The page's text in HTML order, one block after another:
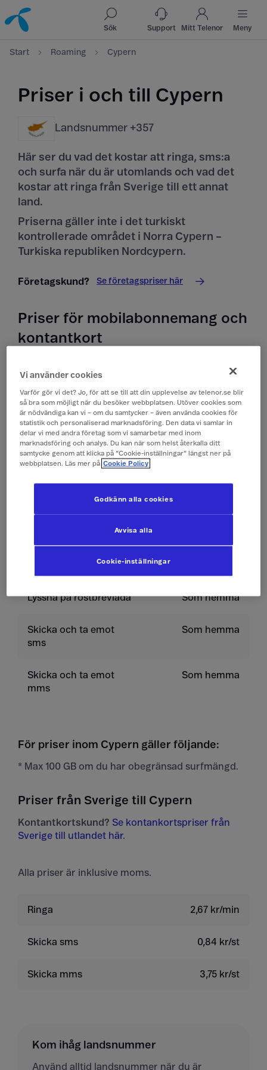
Till innehåll
Till sök
Sök Support Mitt Telenor Meny
Start Roaming Cypern
Priser i och till Cypern
Landsnummer +357
Här ser du vad det kostar att ringa, sms:a
och surfa när du är utomlands och vad det
kostar att ringa från Sverige till ett annat
land.
Priserna gäller inte i det turkiskt
kontrollerade området i Norra Cypern –
Turkiska republiken Nordcypern.
Företagskund? Se företagspriser här
Priser för mobilabonnemang och
kontantkort
Surfa Som hemma*
Ringa till Sverige Som hemma
Ringa inom landet Som hemma
Lyssna på röstbrevlåda Som hemma
Skicka och ta emot
sms
Som hemma
Skicka och ta emot
mms
Som hemma
För priser inom Cypern gäller följande:
* Max 100 GB om du har obegränsad surfmängd.
Priser från Sverige till Cypern
Kontantkortskund? Se kontankortspriser från
Sverige till utlandet här.
Alla priser är inklusive moms.
Ringa 2,67 kr/min
Skicka sms 0,84 kr/st
Skicka mms 3,75 kr/st
Kom ihåg landsnummer
Använd alltid landsnummer när du är
Vi använder cookies
Varför gör vi det? Jo, för att se till att din upplevelse av telenor.se blir
så bra som möjligt när du besöker webbplatsen. Utöver cookies som
är nödvändiga kan vi – om du samtycker – även använda cookies för
statistik och personaliserad marknadsföring. Den data vi samlar in
delar vi med andra företag som vi samarbetar med inom
marknadsföring och analys. Du kan när som helst återkalla ditt
samtycke genom att klicka på ”Cookie-inställningar” längst ner på
webbplatsen. Läs mer på Cookie Policy
Cookie-inställningar
Avvisa alla
Godkänn alla cookies